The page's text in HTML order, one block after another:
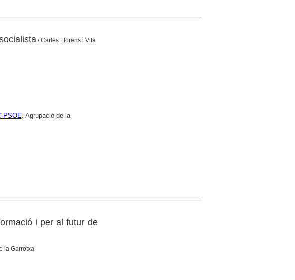
/ Carles Llorens i Vila
PSOE . Agrupació de la
i per al futur de
la Garrotxa